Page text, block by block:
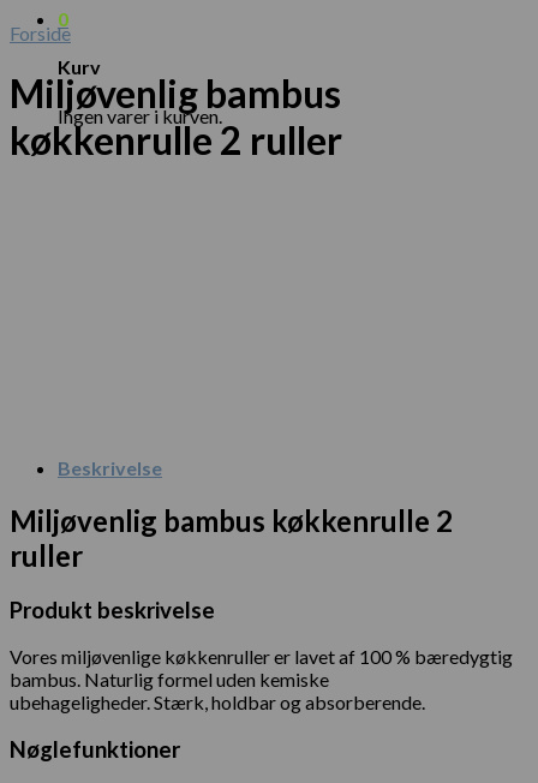
0
Kurv
Ingen varer i kurven.
Forside
Miljøvenlig bambus
køkkenrulle 2 ruller
Beskrivelse
Miljøvenlig bambus køkkenrulle 2
ruller
Produkt beskrivelse
Vores miljøvenlige køkkenruller er lavet af 100 % bæredygtig
bambus. Naturlig formel uden kemiske
ubehageligheder. Stærk, holdbar og absorberende.
Nøglefunktioner